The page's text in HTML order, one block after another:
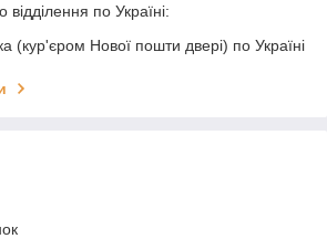
по Україні:
(кур'єром Нової пошти двері) по Україні